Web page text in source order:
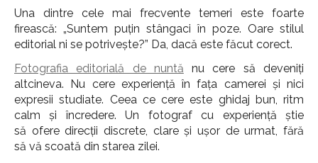
Una dintre cele mai frecvente temeri este foarte
firească: „Suntem puțin stângaci în poze. Oare stilul
editorial ni se potrivește?” Da, dacă este făcut corect.
Fotografia editorială de nuntă nu cere să deveniți
altcineva. Nu cere experiență în fața camerei și nici
expresii studiate. Ceea ce cere este ghidaj bun, ritm
calm și încredere. Un fotograf cu experiență știe
să ofere direcții discrete, clare și ușor de urmat, fără
să vă scoată din starea zilei.